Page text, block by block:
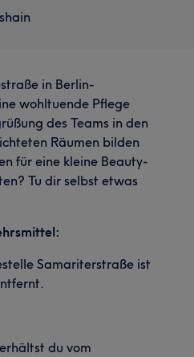
in Berlin-
wohltuende Pflege
des Teams in den
Räumen bilden
für eine kleine Beauty-
Tu dir selbst etwas
Samariterstraße ist
du vom